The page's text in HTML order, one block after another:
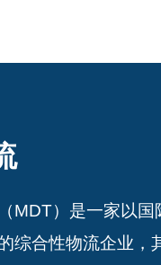
MDT）是一家以国
综合性物流企业，